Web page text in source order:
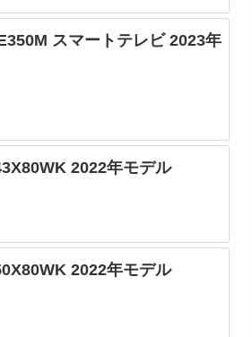
スマートテレビ 2023年
2022年モデル
2022年モデル